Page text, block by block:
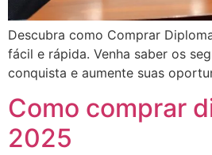
Descubra como Comprar
fácil e rápida. Venha saber os
conquista e aumente suas
Como comprar
2025